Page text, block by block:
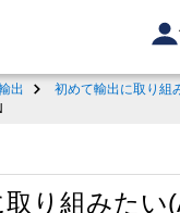
出
初めて輸出に取り組
り組みたい